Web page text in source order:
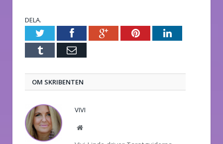
DELA.
TwitterFacebookGoogle+PinterestLinkedIn
Tumblr E-
OM SKRIBENTEN
VIVI
Website